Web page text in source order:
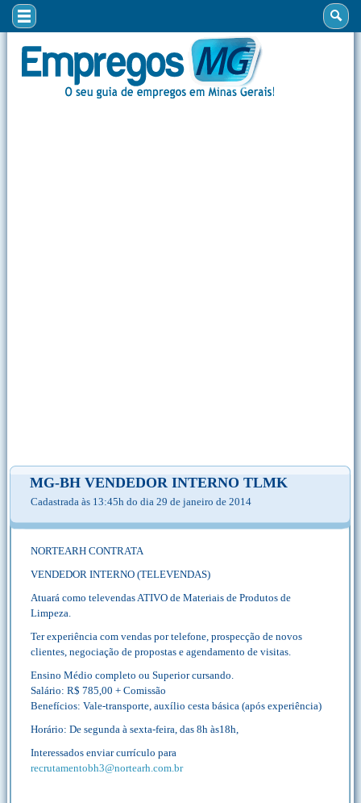
MG-BH VENDEDOR INTERNO TLMK
Cadastrada às 13:45h do dia 29 de janeiro de 2014
NORTEARH CONTRATA
VENDEDOR INTERNO (TELEVENDAS)
Atuará como televendas ATIVO de Materiais de Produtos de
Limpeza.
Ter experiência com vendas por telefone, prospecção de novos
clientes, negociação de propostas e agendamento de visitas.
Ensino Médio completo ou Superior cursando.
Salário: R$ 785,00 + Comissão
Benefícios: Vale-transporte, auxílio cesta básica (após experiência)
Horário: De segunda à sexta-feira, das 8h às18h,
Interessados enviar currículo para
recrutamentobh3@nortearh.com.br